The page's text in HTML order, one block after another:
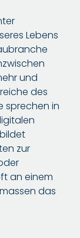
Lebens
und
des
sprechen in
zur
an einem
das